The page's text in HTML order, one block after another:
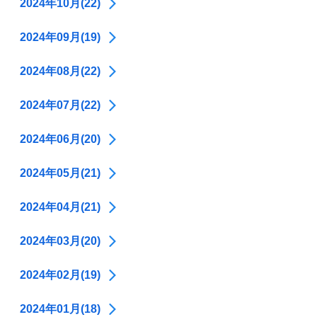
2024年10月(22)
2024年09月(19)
2024年08月(22)
2024年07月(22)
2024年06月(20)
2024年05月(21)
2024年04月(21)
2024年03月(20)
2024年02月(19)
2024年01月(18)